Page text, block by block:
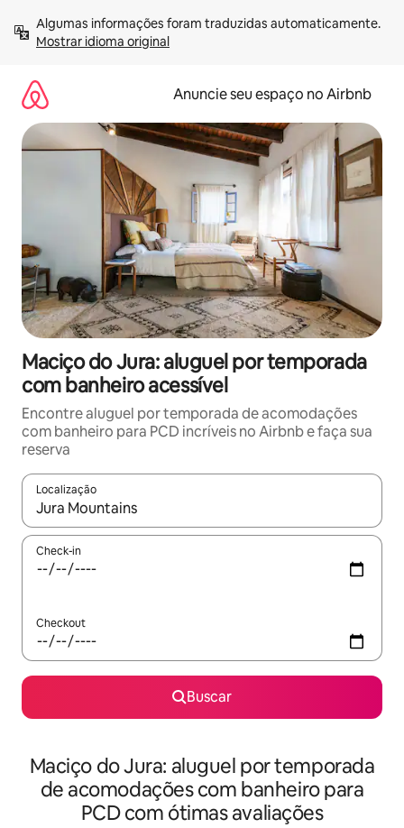
para
Mostrar idioma original
Anuncie seu espaço no Airbnb
Maciço do Jura: aluguel por temporada
com banheiro acessível
Encontre aluguel por temporada de acomodações
com banheiro para PCD incríveis no Airbnb e faça sua
reserva
Localização
Quando os resultados estiverem disponíveis, explore-os
Check-in
Checkout
Buscar
Maciço do Jura: aluguel por temporada
de acomodações com banheiro para
PCD com ótimas avaliações